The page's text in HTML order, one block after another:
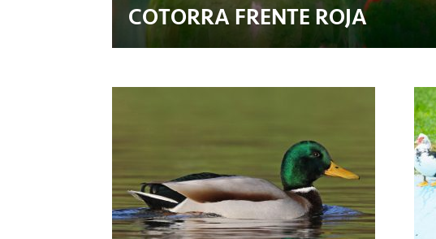
COTORRA FRENTE ROJA